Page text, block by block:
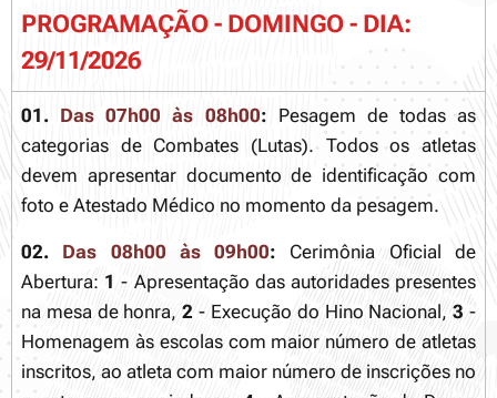
PROGRAMAÇÃO - DOMINGO - DIA:
29/11/2026
01. Das 07h00 às 08h00: Pesagem de todas as
categorias de Combates (Lutas). Todos os atletas
devem apresentar documento de identificação com
foto e Atestado Médico no momento da pesagem.
02. Das 08h00 às 09h00: Cerimônia Oficial de
Abertura: 1 - Apresentação das autoridades presentes
na mesa de honra,2 - Execução do Hino Nacional,3 -
Homenagem às escolas com maior número de atletas
inscritos, ao atleta com maior número de inscrições no